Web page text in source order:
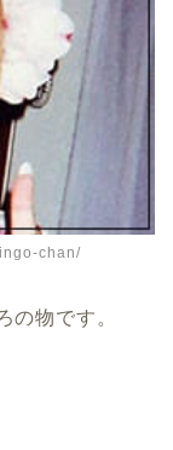
chan/
の物です。